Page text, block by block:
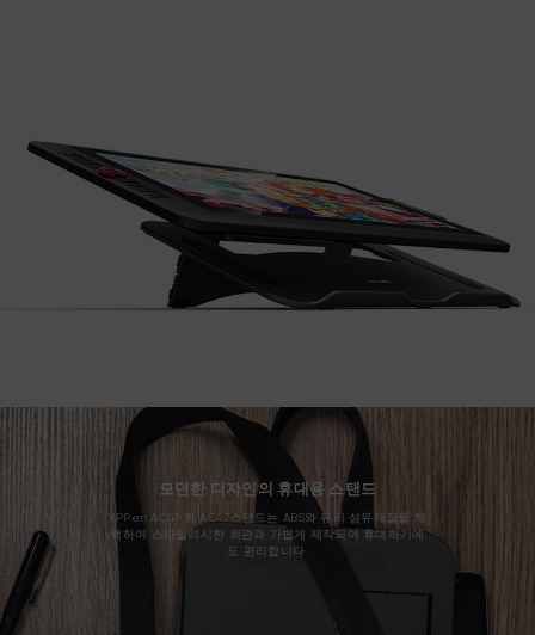
모던한 디자인의 휴대용 스탠드
XPPen AC41 와 AC42스탠드는 ABS와 유리 섬유재질을 채
택하여 스타일리시한 외관과 가볍게 제작되여 휴대하기에
도 편리합니다.